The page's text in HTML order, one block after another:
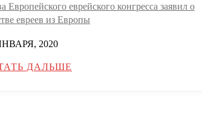
Европейского еврейского конгресса заявил о
евреев из Европы
2020
ДАЛЬШЕ